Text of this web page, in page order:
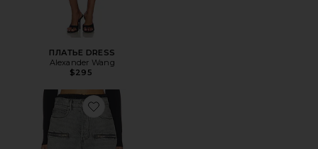
ПЛАТЬЕ DRESS
Alexander Wang
$295
Favorite ДЖИНСЫ SILK PRESTYLE FLOAT WITH